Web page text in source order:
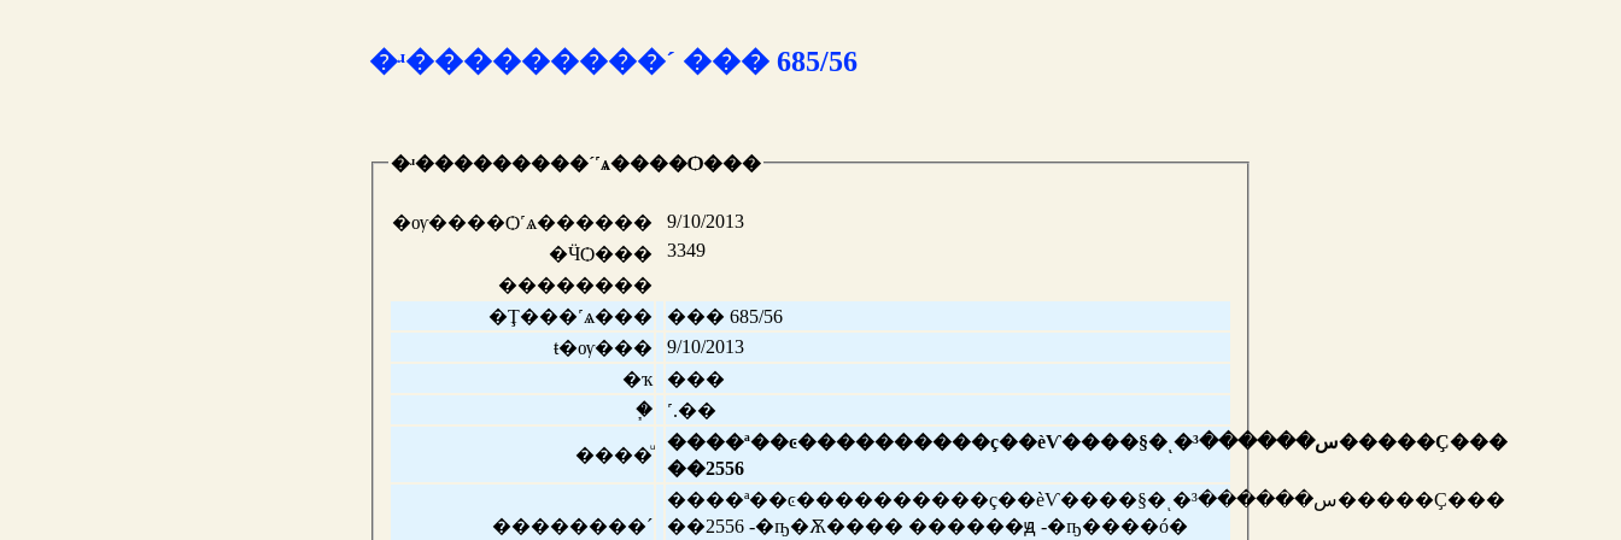
�ʴ���������´ ��� 685/56
�ʴ���������´˹ѧ����Ѻ���
�ѹ����Ѻ˹ѧ������
9/10/2013
�ӴѺ���
3349
��������
�Ţ���˹ѧ���
��� 685/56
ŧ�ѹ���
9/10/2013
�ҡ
���
�֧
˹.��
����ͧ
����ª��ͼ����������ç��èѴ����§�ͺ�س������³�����Ҫ���
��2556
��������´
����ª��ͼ����������ç��èѴ����§�ͺ�س������³�����Ҫ���
��2556 -�ҧ�Ѫ���� ������ԭ -�ҧ����ó�